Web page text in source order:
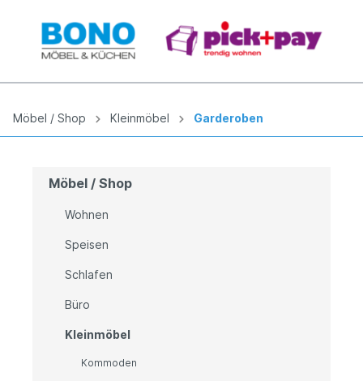
Möbel / Shop Kleinmöbel Garderoben
Möbel / Shop
Wohnen
Speisen
Schlafen
Büro
Kleinmöbel
Kommoden